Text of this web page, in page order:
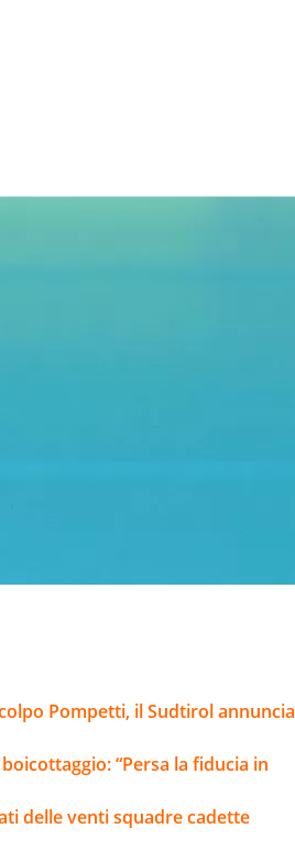
Pompetti, il Sudtirol annuncia
“Persa la fiducia in
delle venti squadre cadette